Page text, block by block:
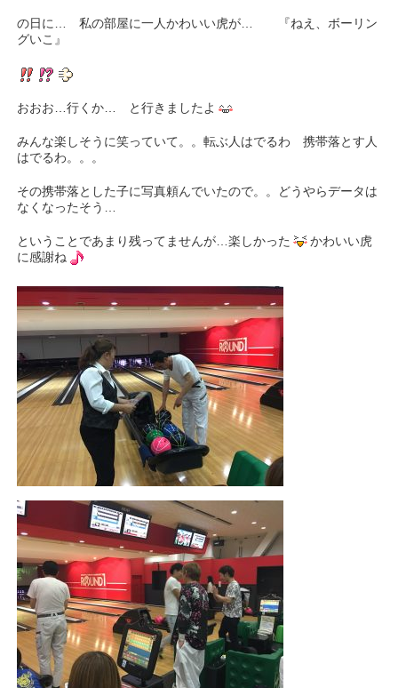
の日に… 私の部屋に一人かわいい虎が… 『ねえ、ボーリン
グいこ』
おおお…行くか… と行きましたよ
みんな楽しそうに笑っていて。。転ぶ人はでるわ 携帯落とす人
はでるわ。。。
その携帯落とした子に写真頼んでいたので。。どうやらデータは
なくなったそう…
ということであまり残ってませんが…楽しかった
かわいい虎
に感謝ね